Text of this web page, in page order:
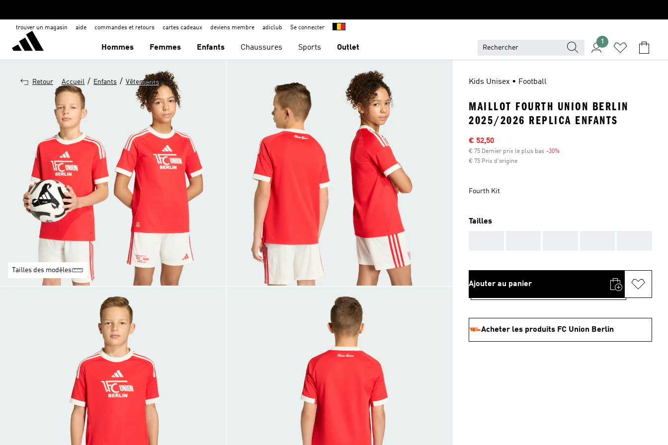
trouver un magasin aide commandes et retours cartes cadeaux deviens membre adiclub Se connecter
Hommes Femmes Enfants Chaussures Sports Outlet
1
Retour Accueil / Enfants / Vêtements
Tailles des modèles
Kids Unisex • Football
MAILLOT FOURTH UNION BERLIN
2025/2026 REPLICA ENFANTS
Sale price
€ 52,50
€ 75 Dernier prix le plus bas -30%
€ 75 Prix d'origine
Fourth Kit
Tailles
Ajouter au panier
Acheter les produits FC Union Berlin